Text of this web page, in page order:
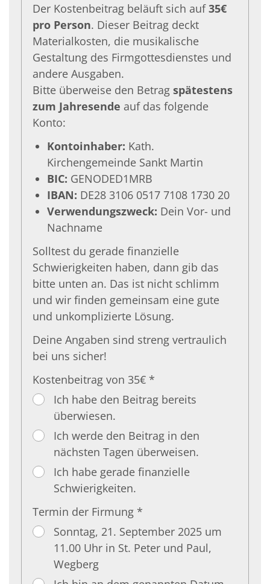
Der Kostenbeitrag beläuft sich auf35€
pro Person. Dieser Beitrag deckt
Materialkosten, die musikalische
Gestaltung des Firmgottesdienstes und
andere Ausgaben.
Bitte überweise den Betrag spätestens
zum Jahresende auf das folgende
Konto:
Kontoinhaber: Kath.
Kirchengemeinde Sankt Martin
BIC: GENODED1MRB
IBAN: DE28 3106 0517 7108 1730 20
Verwendungszweck: Dein Vor- und
Nachname
Solltest du gerade finanzielle
Schwierigkeiten haben, dann gib das
bitte unten an. Das ist nicht schlimm
und wir finden gemeinsam eine gute
und unkomplizierte Lösung.
Deine Angaben sind streng vertraulich
bei uns sicher!
Kostenbeitrag von 35€ *
Ich habe den Beitrag bereits
überwiesen.
Ich werde den Beitrag in den
nächsten Tagen überweisen.
Ich habe gerade finanzielle
Schwierigkeiten.
Termin der Firmung *
Sonntag, 21. September 2025 um
11.00 Uhr in St. Peter und Paul,
Wegberg